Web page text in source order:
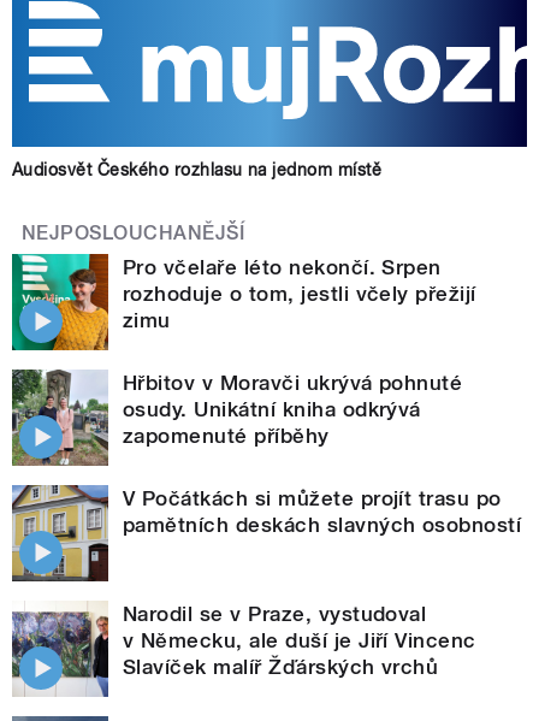
Audiosvět Českého rozhlasu na jednom místě
NEJPOSLOUCHANĚJŠÍ
Pro včelaře léto nekončí. Srpen
rozhoduje o tom, jestli včely přežijí
zimu
Hřbitov v Moravči ukrývá pohnuté
osudy. Unikátní kniha odkrývá
zapomenuté příběhy
V Počátkách si můžete projít trasu po
pamětních deskách slavných osobností
Narodil se v Praze, vystudoval
v Německu, ale duší je Jiří Vincenc
Slavíček malíř Žďárských vrchů